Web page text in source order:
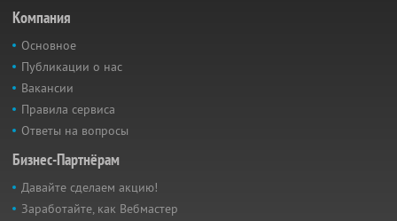
Компания
Основное
Публикации о нас
Вакансии
Правила сервиса
Ответы на вопросы
Бизнес-Партнёрам
Давайте сделаем акцию!
Заработайте, как Вебмастер